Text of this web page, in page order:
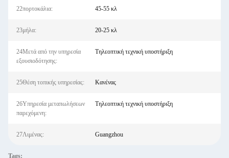
22πορτοκάλια: 45-55 κλ
23μήλα: 20-25 κλ
24Μετά από την υπηρεσία
εξουσιοδότησης:
Τηλεοπτική τεχνική υποστήριξη
25Θέση τοπικής υπηρεσίας: Κανένας
26Υπηρεσία μεταπωλήσεων
παρεχόμενη:
Τηλεοπτική τεχνική υποστήριξη
27Λιμένας: Guangzhou
Tags: